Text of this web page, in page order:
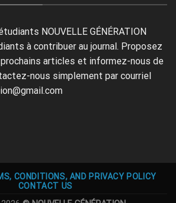
NOUVELLE GÉNÉRATION
à contribuer au journal. Proposez
articles et informez-nous de
nous simplement par courriel
CONDITIONS, AND PRIVACY POLICY
CONTACT US